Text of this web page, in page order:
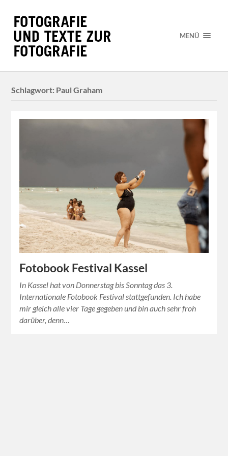
MENÜ
Schlagwort: Paul Graham
Fotobook Festival Kassel
In Kassel hat von Donnerstag bis Sonntag das 3.
Internationale Fotobook Festival stattgefunden. Ich habe
mir gleich alle vier Tage gegeben und bin auch sehr froh
darüber, denn…